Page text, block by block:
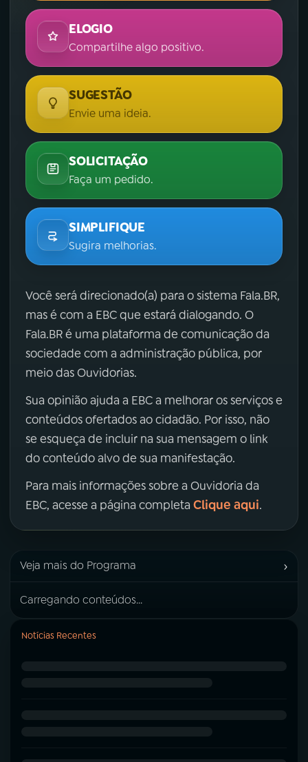
ELOGIO
Compartilhe algo positivo.
SUGESTÃO
Envie uma ideia.
SOLICITAÇÃO
Faça um pedido.
SIMPLIFIQUE
Sugira melhorias.
Você será direcionado(a) para o sistema Fala.BR,
mas é com a EBC que estará dialogando. O
Fala.BR é uma plataforma de comunicação da
sociedade com a administração pública, por
meio das Ouvidorias.
Sua opinião ajuda a EBC a melhorar os serviços e
conteúdos ofertados ao cidadão. Por isso, não
se esqueça de incluir na sua mensagem o link
do conteúdo alvo de sua manifestação.
Para mais informações sobre a Ouvidoria da
EBC, acesse a página completa Clique aqui.
Veja mais do Programa ›
Carregando conteúdos...
Notícias Recentes